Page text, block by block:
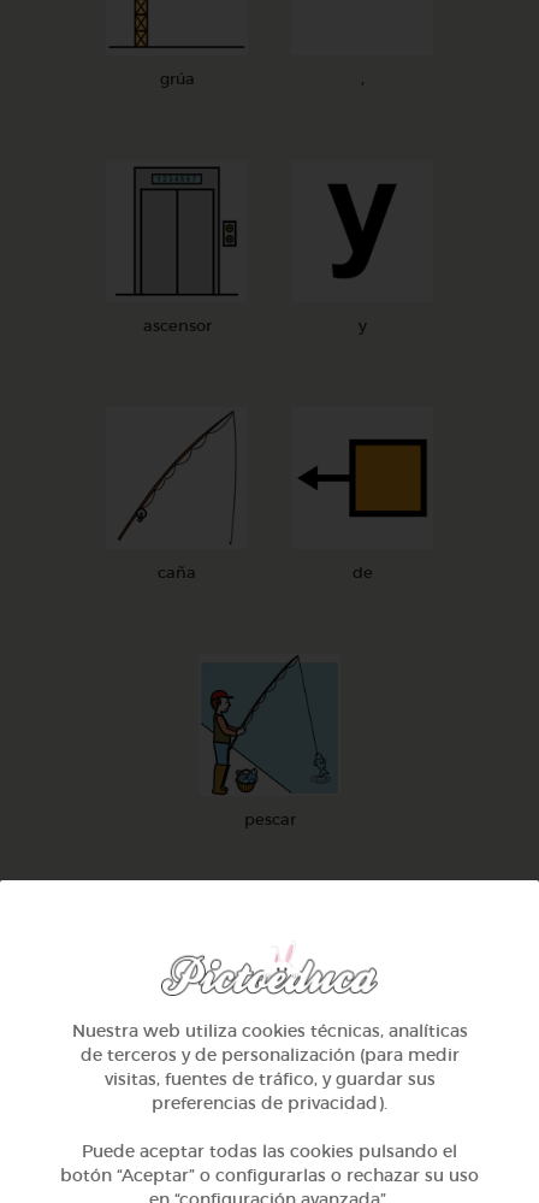
grúa ,
ascensor y
caña de
pescar
poleaes una
rueda rodeada por
una cuerda o cadena
que puede mover
Nuestra web utiliza cookies técnicas, analíticas
de terceros y de personalización (para medir
visitas, fuentes de tráfico, y guardar sus
preferencias de privacidad).
Puede aceptar todas las cookies pulsando el
botón “Aceptar” o configurarlas o rechazar su uso